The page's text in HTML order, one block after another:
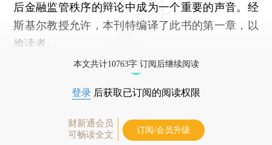
后金融监管秩序的辩论中成为一个重要的声音。经
斯基尔教授允许，本刊特编译了此书的第一章，以
飨读者。
本文共计10763字 订阅后继续阅读
登录 后获取已订阅的阅读权限
财新通会员
可畅读全文
订阅/会员升级